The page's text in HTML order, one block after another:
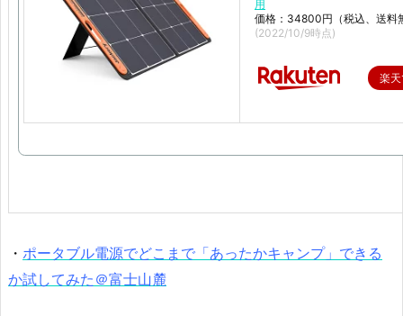
用
価格：34800円（税込、送料
(2022/10/9時点)
楽
・ ポータブル電源でどこまで「あったかキャンプ」できる
か試してみた＠富士山麓